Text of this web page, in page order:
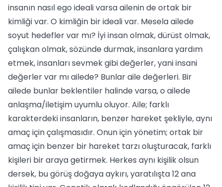
insanın nasıl ego ideali varsa ailenin de ortak bir
kimliği var. O kimliğin bir ideali var. Mesela ailede
soyut hedefler var mı? İyi insan olmak, dürüst olmak,
çalışkan olmak, sözünde durmak, insanlara yardım
etmek, insanları sevmek gibi değerler, yani insani
değerler var mı ailede? Bunlar aile değerleri. Bir
ailede bunlar beklentiler halinde varsa, o ailede
anlaşma/iletişim uyumlu oluyor. Aile; farklı
karakterdeki insanların, benzer hareket şekliyle, aynı
amaç için çalışmasıdır. Onun için yönetim; ortak bir
amaç için benzer bir hareket tarzı oluşturacak, farklı
kişileri bir araya getirmek. Herkes aynı kişilik olsun
dersek, bu görüş doğaya aykırı, yaratılışta 12 ana